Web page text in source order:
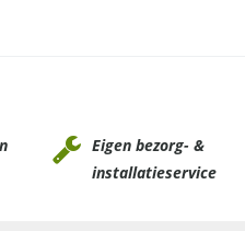
Eigen bezorg- &
installatieservice